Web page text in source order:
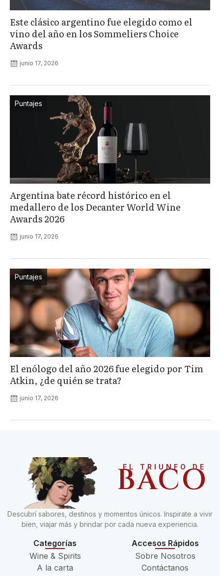
Este clásico argentino fue elegido como el
vino del año en los Sommeliers Choice
Awards
junio 17, 2026
Puntajes
Argentina bate récord histórico en el
medallero de los Decanter World Wine
Awards 2026
junio 17, 2026
Puntajes
El enólogo del año 2026 fue elegido por Tim
Atkin, ¿de quién se trata?
junio 17, 2026
EL TRIUNFO DE
BACO
Descubrí sabores, destinos y momentos únicos. Inspirate a vivir
bien, viajar más y brindar por cada nueva experiencia.
Categorías
Wine & Spirits
A la carta
Accesos Rápidos
Sobre Nosotros
Contáctanos